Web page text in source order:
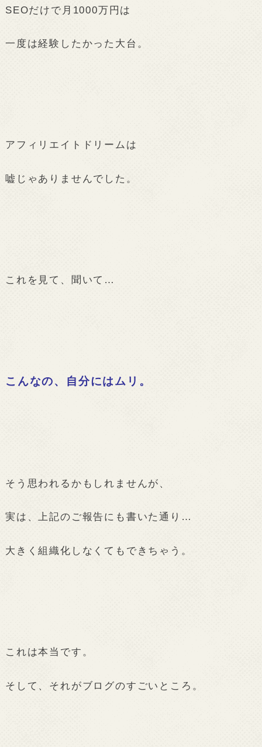
SEOだけで月1000万円は
一度は経験したかった大台。
アフィリエイトドリームは
嘘じゃありませんでした。
これを見て、聞いて…
こんなの、自分にはムリ。
そう思われるかもしれませんが、
実は、上記のご報告にも書いた通り…
大きく組織化しなくてもできちゃう。
これは本当です。
そして、それがブログのすごいところ。